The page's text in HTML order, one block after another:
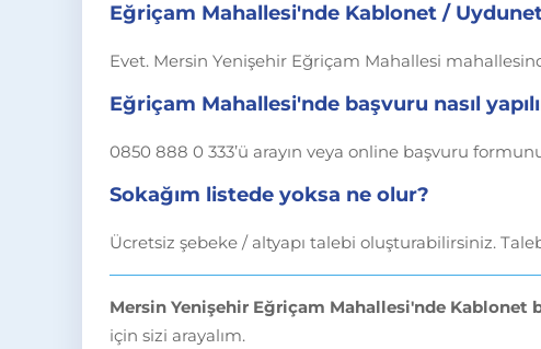
Eğriçam Mahallesi'nde Kablonet /
Evet. Mersin Yenişehir Eğriçam Mahallesi
Eğriçam Mahallesi'nde başvuru nasıl
0850 888 0 333’ü arayın veya online başvuru
Sokağım listede yoksa ne olur?
Ücretsiz şebeke / altyapı talebi oluşturabilirsiniz.
Mersin Yenişehir Eğriçam Mahallesi'nde Kablonet
için sizi arayalım.